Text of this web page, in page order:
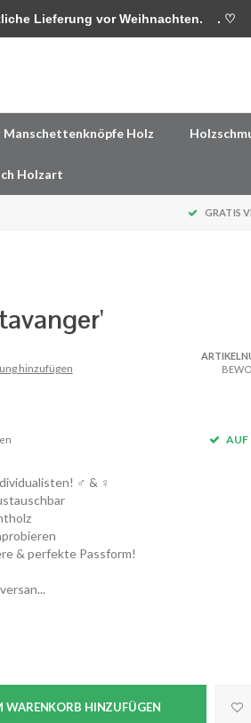
Manschettenknöpfe Holz
Holzart
GRATIS
hinzufügen
AUF
♂ & ♀
& perfekte Passform!
WARENKORB HINZUFÜGEN
Lieferung vor Weihnachten. . ♡